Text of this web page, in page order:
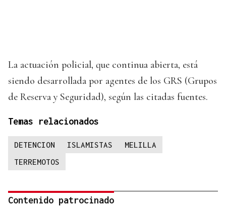
La actuación policial, que continua abierta, está
siendo desarrollada por agentes de los GRS (Grupos
de Reserva y Seguridad), según las citadas fuentes.
Temas relacionados
DETENCION ISLAMISTAS
MELILLA
TERREMOTOS
Contenido patrocinado